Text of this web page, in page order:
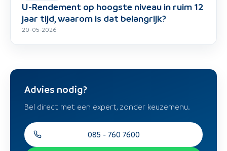
U-Rendement op hoogste niveau in ruim 12
jaar tijd, waarom is dat belangrijk?
20-05-2026
Advies nodig?
Bel direct met een expert, zonder keuzemenu.
085 - 760 7600